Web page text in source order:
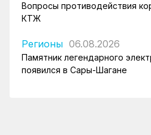
Вопросы противодействия
КТЖ
Регионы 06.08.2026
Памятник легендарного
появился в Сары-Шагане